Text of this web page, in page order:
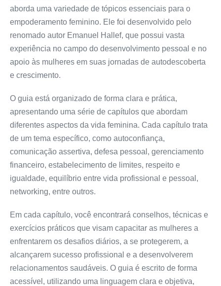
aborda uma variedade de tópicos essenciais para o
empoderamento feminino. Ele foi desenvolvido pelo
renomado autor Emanuel Hallef, que possui vasta
experiência no campo do desenvolvimento pessoal e no
apoio às mulheres em suas jornadas de autodescoberta
e crescimento.
O guia está organizado de forma clara e prática,
apresentando uma série de capítulos que abordam
diferentes aspectos da vida feminina. Cada capítulo trata
de um tema específico, como autoconfiança,
comunicação assertiva, defesa pessoal, gerenciamento
financeiro, estabelecimento de limites, respeito e
igualdade, equilíbrio entre vida profissional e pessoal,
networking, entre outros.
Em cada capítulo, você encontrará conselhos, técnicas e
exercícios práticos que visam capacitar as mulheres a
enfrentarem os desafios diários, a se protegerem, a
alcançarem sucesso profissional e a desenvolverem
relacionamentos saudáveis. O guia é escrito de forma
acessível, utilizando uma linguagem clara e objetiva,